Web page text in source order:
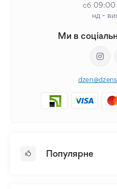
сб
нд -
Ми в
Популярне